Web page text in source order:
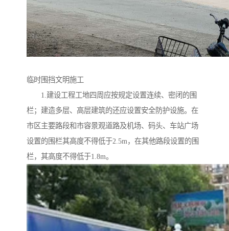
临时围挡文明施工
1.建设工程工地四周应按规定设置连续、密闭的围
栏；建造多层、高层建筑的还应设置安全防护设施。在
市区主要路段和市容景观道路及机场、码头、车站广场
设置的围栏其高度不得低于2.5m，在其他路段设置的围
栏，其高度不得低于1.8m。